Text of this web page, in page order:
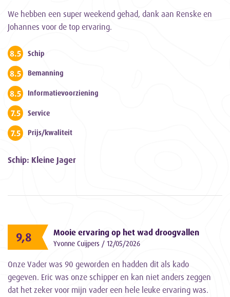
We hebben een super weekend gehad, dank aan Renske en
Johannes voor de top ervaring.
8.5 Schip
8.5 Bemanning
8.5 Informatievoorziening
7.5 Service
7.5 Prijs/kwaliteit
Schip: Kleine Jager
9,8 Mooie ervaring op het wad droogvallen
Yvonne Cuijpers / 12/05/2026
Onze Vader was 90 geworden en hadden dit als kado
gegeven. Eric was onze schipper en kan niet anders zeggen
dat het zeker voor mijn vader een hele leuke ervaring was.